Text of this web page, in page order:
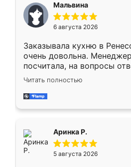
меньше, здесь же он более
Мне нравится ,если что-то
мебели буду заказывать
Мальвина
6 августа 2026
Заказывала кухню в
очень довольна.
посчитала, на вопросы
Замерщик приехал в
делу со всей
за день, ребята работали
Читать полностью
Аринка Р.
5 августа 2026